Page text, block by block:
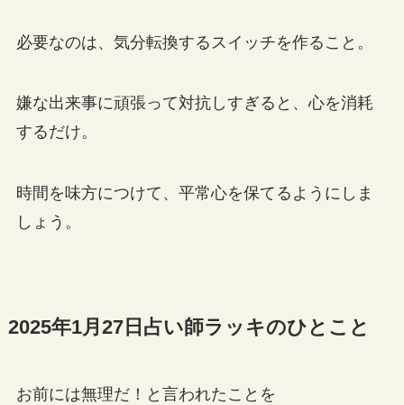
必要なのは、気分転換するスイッチを作ること。
嫌な出来事に頑張って対抗しすぎると、心を消耗
するだけ。
時間を味方につけて、平常心を保てるようにしま
しょう。
2025年1月27日占い師ラッキのひとこと
お前には無理だ！と言われたことを